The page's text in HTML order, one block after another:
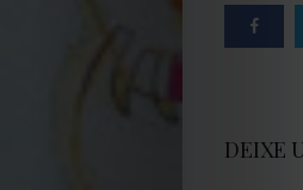
DEIXE